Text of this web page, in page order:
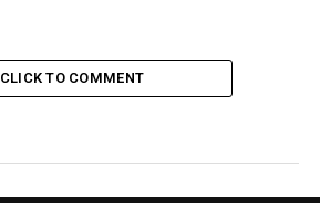
CLICK TO COMMENT